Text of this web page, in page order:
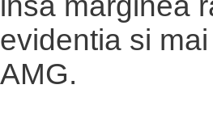
evidentia si
AMG.